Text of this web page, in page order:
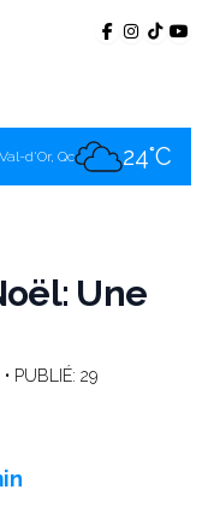
Val-d'Or, Qc 24°C
Une
• PUBLIÉ: 29